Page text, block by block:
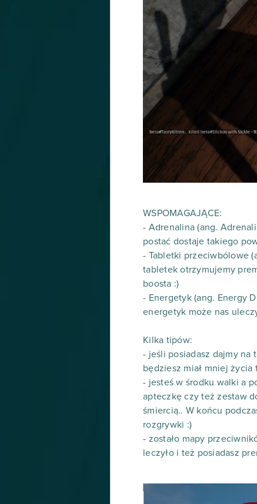
WSPOMAGAJĄCE:
- Adrenalina (ang.
postać dostaje takiego
- Tabletki przeciwbólowe
tabletek otrzymujemy
boosta :)
- Energetyk (ang. Energy
energetyk może nas
Kilka tipów:
- jeśli posiadasz dajmy na
będziesz miał mniej
- jesteś w środku walki a
apteczkę czy też zestaw
śmiercią.. W końcu
rozgrywki :)
- zostało mapy
leczyło i też posiadasz